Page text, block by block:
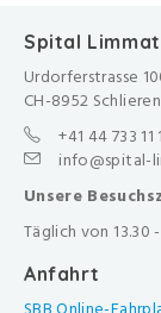
Spital
Urdorferstrasse
CH-8952 Schlieren
+41 44 733 11
info@spital-
Unsere
Täglich von 13.30
Anfahrt